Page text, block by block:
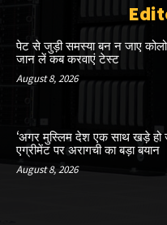
पेट से जुड़ी समस्या बन न जाए
जान लें कब करवाएं टेस्ट
August 8, 2026
‘अगर मुस्लिम देश एक साथ खड़े हो
एग्रीमेंट पर अरागची का बड़ा बयान
August 8, 2026